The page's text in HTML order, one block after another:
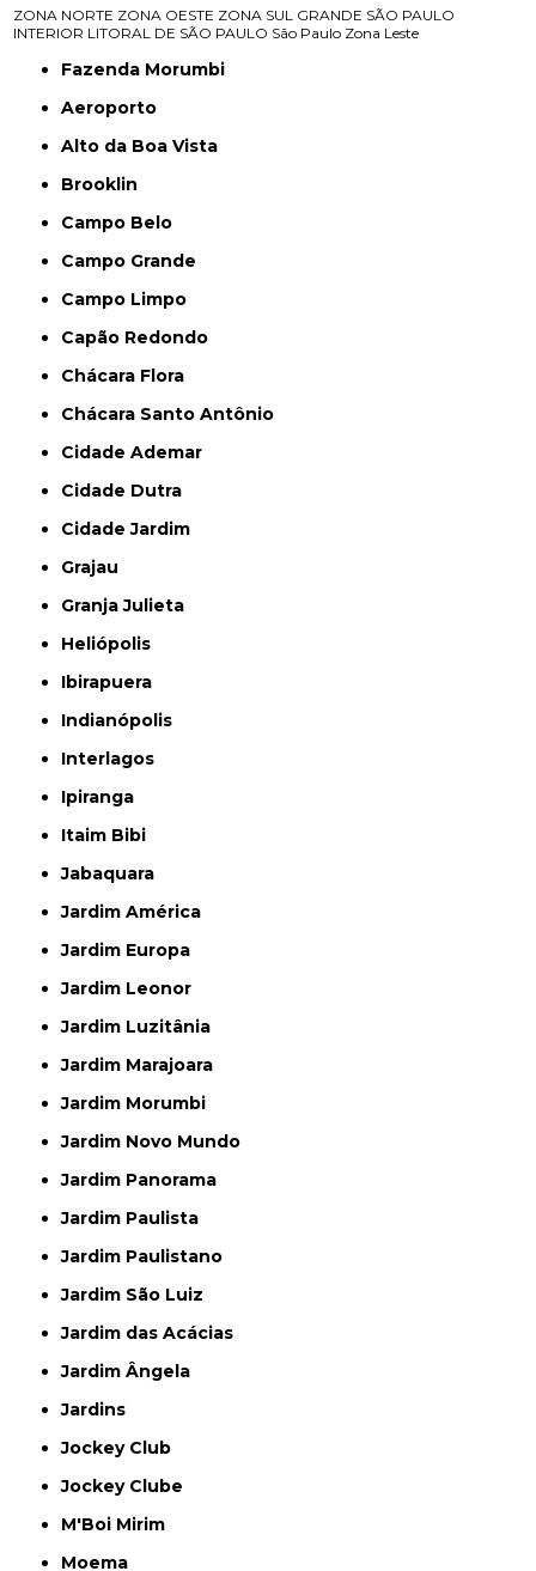
ZONA NORTE ZONA OESTE ZONA SUL GRANDE SÃO PAULO
INTERIOR LITORAL DE SÃO PAULO São Paulo Zona Leste
Fazenda Morumbi
Aeroporto
Alto da Boa Vista
Brooklin
Campo Belo
Campo Grande
Campo Limpo
Capão Redondo
Chácara Flora
Chácara Santo Antônio
Cidade Ademar
Cidade Dutra
Cidade Jardim
Grajau
Granja Julieta
Heliópolis
Ibirapuera
Indianópolis
Interlagos
Ipiranga
Itaim Bibi
Jabaquara
Jardim América
Jardim Europa
Jardim Leonor
Jardim Luzitânia
Jardim Marajoara
Jardim Morumbi
Jardim Novo Mundo
Jardim Panorama
Jardim Paulista
Jardim Paulistano
Jardim São Luiz
Jardim das Acácias
Jardim Ângela
Jardins
Jockey Club
Jockey Clube
M'Boi Mirim
Moema